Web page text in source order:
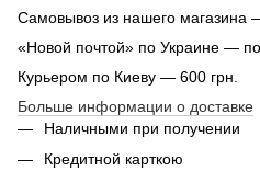
Самовывоз из нашего магазина
«Новой почтой» по Украине —
Курьером по Киеву — 600 грн.
Больше информации о доставке
Наличными при получении
Кредитной карткою